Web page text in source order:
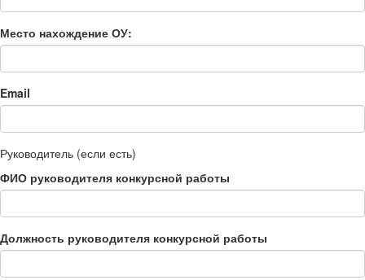
Место нахождение ОУ:
Email
Руководитель (если есть)
ФИО руководителя конкурсной работы
Должность руководителя конкурсной работы